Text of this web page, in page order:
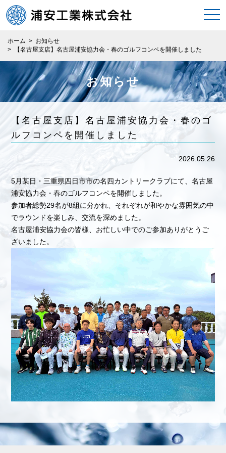
ホーム > お知らせ
>
【名古屋支店】名古屋浦安協力会・春のゴルフコンペを開催しました
お知らせ
【名古屋支店】名古屋浦安協力会・春のゴ
ルフコンペを開催しました
2026.05.26
5月某日・三重県四日市市の名四カントリークラブにて、名古屋
浦安協力会・春のゴルフコンペを開催しました。
参加者総勢29名が8組に分かれ、それぞれが和やかな雰囲気の中
でラウンドを楽しみ、交流を深めました。
名古屋浦安協力会の皆様、お忙しい中でのご参加ありがとうご
ざいました。